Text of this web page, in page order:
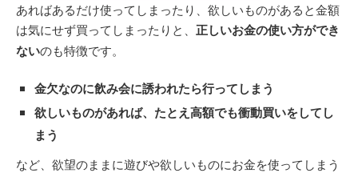
あればあるだけ使ってしまったり、欲しいものがあると金額
は気にせず買ってしまったりと、 正しいお金の使い方ができ
ないのも特徴です。
金欠なのに飲み会に誘われたら行ってしまう
欲しいものがあれば、たとえ高額でも衝動買いをしてし
まう
など、欲望のままに遊びや欲しいものにお金を使ってしまう